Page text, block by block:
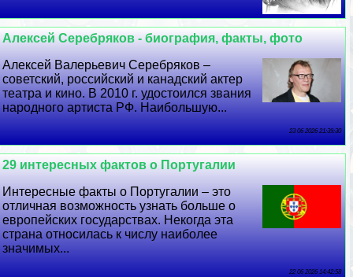
Алексей Серебряков - биография, факты, фото
Алексей Валерьевич Серебряков –
советский, российский и канадский актер
театра и кино. В 2010 г. удостоился звания
народного артиста РФ. Наибольшую...
23 06 2026 21:39:30
29 интересных фактов о Португалии
Интересные факты о Португалии – это
отличная возможность узнать больше о
европейских государствах. Некогда эта
страна относилась к числу наиболее
значимых...
22 06 2026 14:42:58